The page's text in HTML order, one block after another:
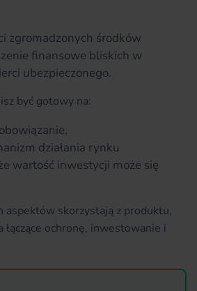
zgromadzonych środków
finansowe bliskich w
ubezpieczonego.
być gotowy na:
działania rynku
wartość inwestycji może się
aspektów skorzystają z produktu,
łączące ochronę, inwestowanie i